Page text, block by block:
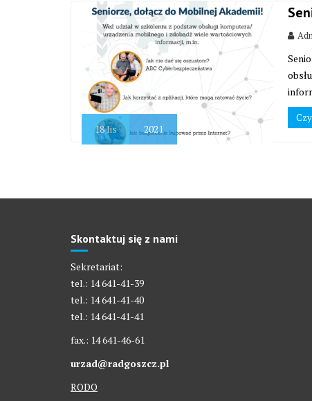
18lis 2021
Skontaktuj się z nami
Sekretariat:
tel.: 14 641-41-39
tel.: 14 641-41-40
tel.: 14 641-41-41
fax.: 14 641-46-61
urzad@radgoszcz.pl
RODO